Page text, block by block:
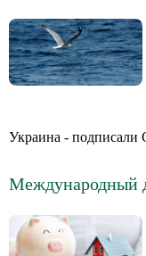
Украина - подписали
Международный